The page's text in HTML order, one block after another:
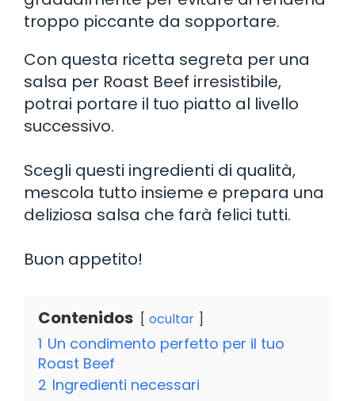
troppo piccante da sopportare.
Con questa ricetta segreta per una
salsa per Roast Beef irresistibile,
potrai portare il tuo piatto al livello
successivo.
Scegli questi ingredienti di qualità,
mescola tutto insieme e prepara una
deliziosa salsa che farà felici tutti.
Buon appetito!
Contenidos ocultar
1 Un condimento perfetto per il tuo
Roast Beef
2 Ingredienti necessari